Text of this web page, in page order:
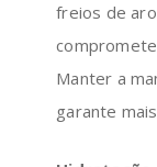
freios de
Manter a
garante